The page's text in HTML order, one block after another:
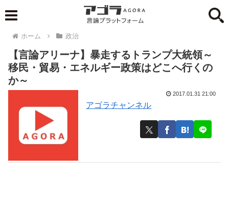
ホーム 政治
【言論アリーナ】暴走するトランプ大統領～
移民・貿易・エネルギー政策はどこへ行くの
か～
アゴラチャンネル
2017.01.31 21:00